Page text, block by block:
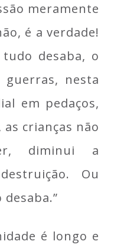
meramente
é a verdade!
desaba, o
guerras, nesta
em pedaços,
crianças não
diminui a
Ou
é longo e